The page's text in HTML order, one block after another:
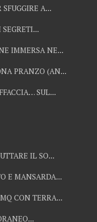
A...
IMMERSA NE...
PRANZO (AN...
SUL...
IL SO...
E MANSARDA...
CON TERRA...